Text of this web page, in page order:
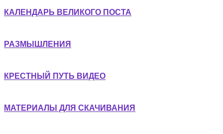
КАЛЕНДАРЬ ВЕЛИКОГО ПОСТА
РАЗМЫШЛЕНИЯ
КРЕСТНЫЙ ПУТЬ ВИДЕО
МАТЕРИАЛЫ ДЛЯ СКАЧИВАНИЯ